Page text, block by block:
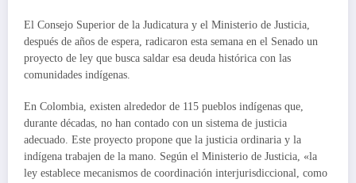
El Consejo Superior de la Judicatura y el Ministerio de Justicia,
después de años de espera, radicaron esta semana en el Senado un
proyecto de ley que busca saldar esa deuda histórica con las
comunidades indígenas.
En Colombia, existen alrededor de 115 pueblos indígenas que,
durante décadas, no han contado con un sistema de justicia
adecuado. Este proyecto propone que la justicia ordinaria y la
indígena trabajen de la mano. Según el Ministerio de Justicia, «la
ley establece mecanismos de coordinación interjurisdiccional, como